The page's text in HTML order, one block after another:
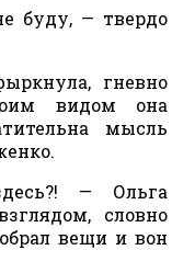
буду, — твердо
гневно
видом она
мысль
— Ольга
словно
вещи и вон